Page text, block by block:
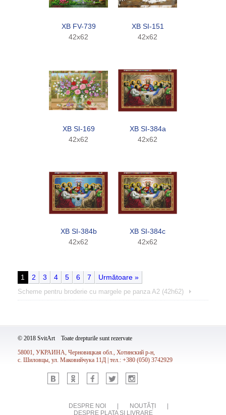
XB FV-739
42x62
XB SI-151
42x62
XB SI-169
42x62
XB SI-384a
42x62
XB SI-384b
42x62
XB SI-384c
42x62
1 2 3 4 5 6 7 Următoare »
Scheme pentru broderie cu margele pe panza A2 (42h62)
© 2018 SvitArt Toate drepturile sunt rezervate
58001, УКРАИНА, Черновицкая обл., Хотинский р-н,
с. Шиловцы, ул. Маковийчука 11Д | тел.: +380 (050) 3742929
Vk Ok Fb Tw Inst
DESPRE NOI NOUTĂȚI
DESPRE PLATA SI LIVRARE